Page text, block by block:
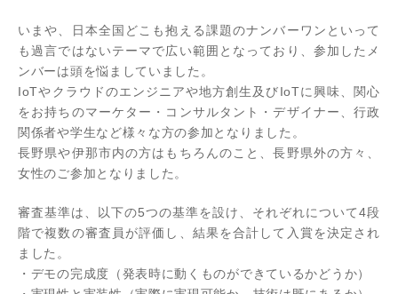
いまや、日本全国どこも抱える課題のナンバーワンといって
も過言ではないテーマで広い範囲となっており、参加したメ
ンバーは頭を悩ましていました。
IoTやクラウドのエンジニアや地方創生及びIoTに興味、関心
をお持ちのマーケター・コンサルタント・デザイナー、行政
関係者や学生など様々な方の参加となりました。
長野県や伊那市内の方はもちろんのこと、長野県外の方々、
女性のご参加となりました。
審査基準は、以下の5つの基準を設け、それぞれについて4段
階で複数の審査員が評価し、結果を合計して入賞を決定され
ました。
・デモの完成度（発表時に動くものができているかどうか）